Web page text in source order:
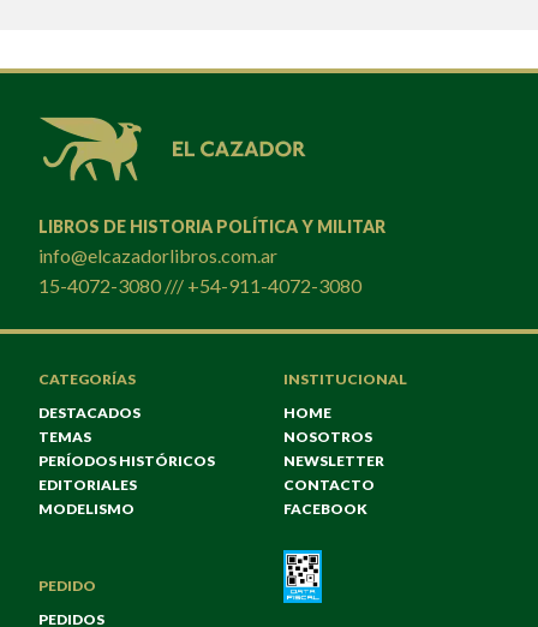
LIBROS DE HISTORIA POLÍTICA Y MILITAR
info@elcazadorlibros.com.ar
15-4072-3080 /// +54-911-4072-3080
CATEGORÍAS
DESTACADOS
TEMAS
PERÍODOS HISTÓRICOS
EDITORIALES
MODELISMO
INSTITUCIONAL
HOME
NOSOTROS
NEWSLETTER
CONTACTO
FACEBOOK
PEDIDO
PEDIDOS